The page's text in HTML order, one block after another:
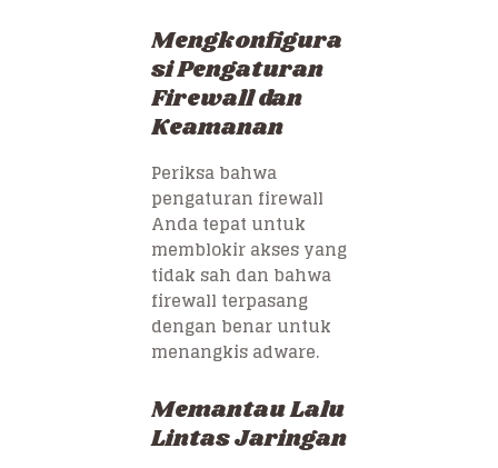
Mengkonfigura
si Pengaturan
Firewall dan
Keamanan
Periksa bahwa
pengaturan firewall
Anda tepat untuk
memblokir akses yang
tidak sah dan bahwa
firewall terpasang
dengan benar untuk
menangkis adware.
Memantau Lalu
Lintas Jaringan